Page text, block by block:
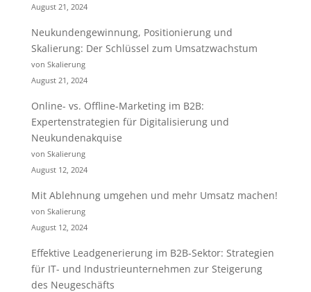
August 21, 2024
Neukundengewinnung, Positionierung und
Skalierung: Der Schlüssel zum Umsatzwachstum
von Skalierung
August 21, 2024
Online- vs. Offline-Marketing im B2B:
Expertenstrategien für Digitalisierung und
Neukundenakquise
von Skalierung
August 12, 2024
Mit Ablehnung umgehen und mehr Umsatz machen!
von Skalierung
August 12, 2024
Effektive Leadgenerierung im B2B-Sektor: Strategien
für IT- und Industrieunternehmen zur Steigerung
des Neugeschäfts